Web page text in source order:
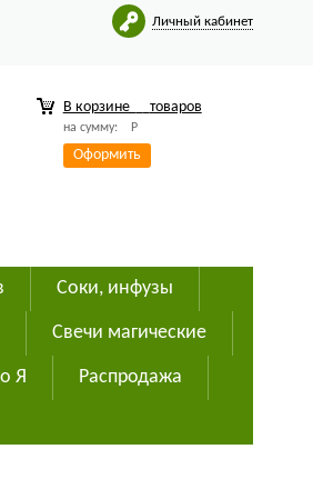
Личный кабинет
В корзине товаров
на сумму: Р
Оформить
Соки, инфузы
Свечи магические
Я Распродажа